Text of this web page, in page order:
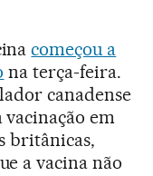
começou a
na terça-feira.
canadense
em
britânicas,
a vacina não